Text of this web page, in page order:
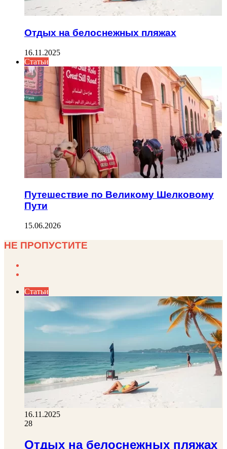
Отдых на белоснежных пляжах
16.11.2025
Статьи
Путешествие по Великому Шелковому
Пути
15.06.2026
НЕ ПРОПУСТИТЕ
Статьи
16.11.2025
28
Отдых на белоснежных пляжах